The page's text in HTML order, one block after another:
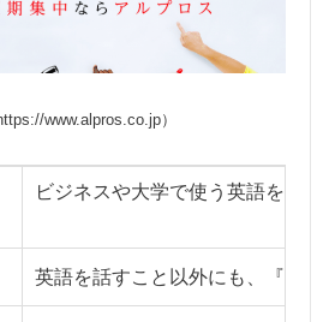
www.alpros.co.jp）
ビジネスや大学で使う英語を中
英語を話すこと以外にも、『読